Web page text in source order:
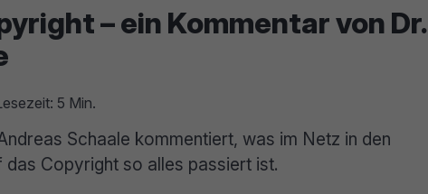
– ein Kommentar von Dr.
5 Min.
Schaale kommentiert, was im Netz in den
Copyright so alles passiert ist.